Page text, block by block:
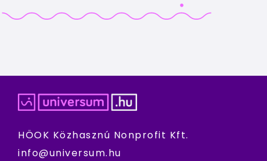
HÖOK Közhasznú Nonprofit Kft.
info@universum.hu